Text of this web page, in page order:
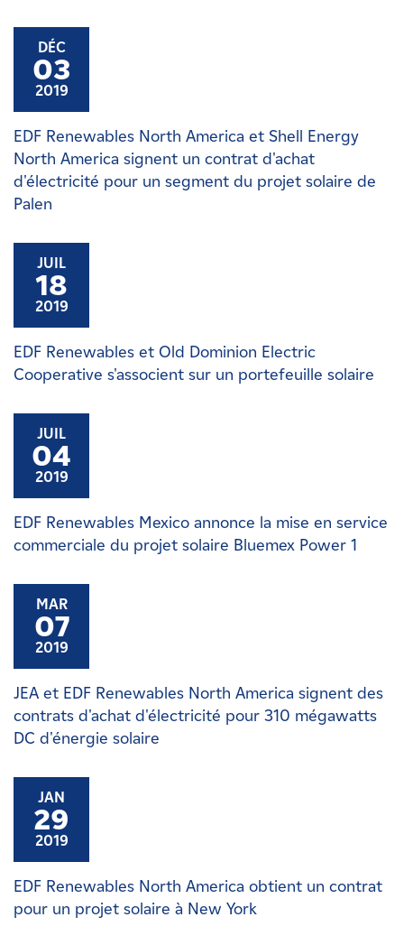
DÉC
03
2019
EDF Renewables North America et Shell Energy
North America signent un contrat d'achat
d'électricité pour un segment du projet solaire de
Palen
JUIL
18
2019
EDF Renewables et Old Dominion Electric
Cooperative s'associent sur un portefeuille solaire
JUIL
04
2019
EDF Renewables Mexico annonce la mise en service
commerciale du projet solaire Bluemex Power 1
MAR
07
2019
JEA et EDF Renewables North America signent des
contrats d'achat d'électricité pour 310 mégawatts
DC d'énergie solaire
JAN
29
2019
EDF Renewables North America obtient un contrat
pour un projet solaire à New York